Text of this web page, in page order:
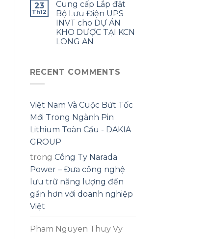
23
Th12
Cung cấp Lắp đặt
Bộ Lưu Điện UPS
INVT cho DỰ ÁN
KHO DƯỢC TẠI KCN
LONG AN
RECENT COMMENTS
Việt Nam Và Cuộc Bứt Tốc
Mới Trong Ngành Pin
Lithium Toàn Cầu - DAKIA
GROUP
trong Công Ty Narada
Power – Đưa công nghệ
lưu trữ năng lượng đến
gần hơn với doanh nghiệp
Việt
Pham Nguyen Thuy Vy